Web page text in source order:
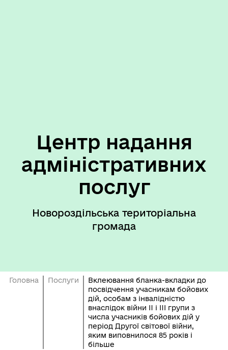
Центр надання
адміністративних
послуг
Новороздільська територіальна
громада
Головна Послуги
Вклеювання бланка-вкладки до
посвідчення учасникам бойових
дій, особам з інвалідністю
внаслідок війни II і III групи з
числа учасників бойових дій у
період Другої світової війни,
яким виповнилося 85 років і
більше